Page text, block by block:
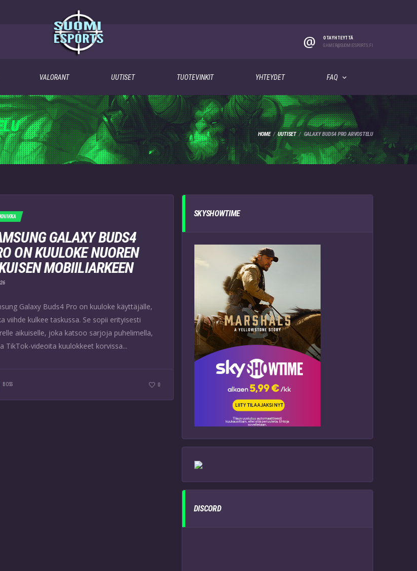
@
OTA YHTEYTTÄ
GAMER@SUOMIESPORTS.FI
VALORANT UUTISET TUOTEVINKIT YHTEYDET FAQ
HOME UUTISET GALAXY BUDS4 PRO ARVOSTELU
GALAXY BUDS4
ON KUULOKE NUOREN
MOBIILIARKEEN
Galaxy Buds4 Pro on kuuloke käyttäjälle,
viihde kulkee taskussa. Se sopii erityisesti
aikuiselle, joka katsoo sarjoja puhelimella,
TikTok-videoita kuulokkeet korvissa...
BOSS 0
SKYSHOWTIME
DISCORD